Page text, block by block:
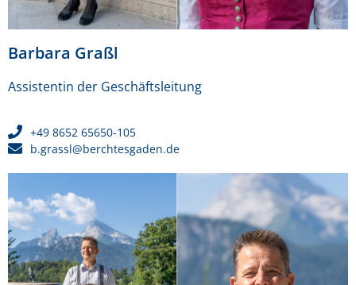
Barbara Graßl
Assistentin der Geschäftsleitung
+49 8652 65650-105
b.grassl@berchtesgaden.de